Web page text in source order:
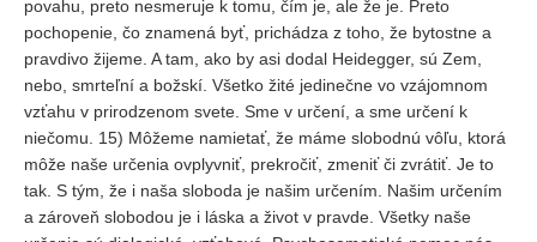
povahu, preto nesmeruje k tomu, čím je, ale že je. Preto
pochopenie, čo znamená byť, prichádza z toho, že bytostne a
pravdivo žijeme. A tam, ako by asi dodal Heidegger, sú Zem,
nebo, smrteľní a božskí. Všetko žité jedinečne vo vzájomnom
vzťahu v prirodzenom svete. Sme v určení, a sme určení k
niečomu. 15) Môžeme namietať, že máme slobodnú vôľu, ktorá
môže naše určenia ovplyvniť, prekročiť, zmeniť či zvrátiť. Je to
tak. S tým, že i naša sloboda je našim určením. Našim určením
a zároveň slobodou je i láska a život v pravde. Všetky naše